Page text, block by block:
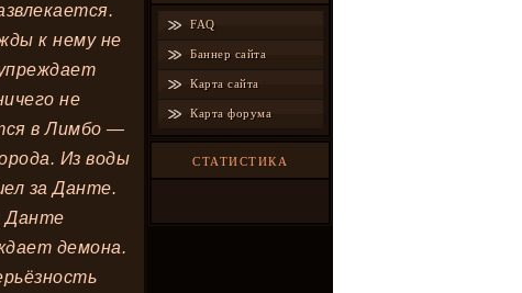
к нему не
не
в Лимбо —
Из воды
за Данте.
Данте
демона.
FAQ
Баннер сайта
Карта сайта
Карта форума
СТАТИСТИКА